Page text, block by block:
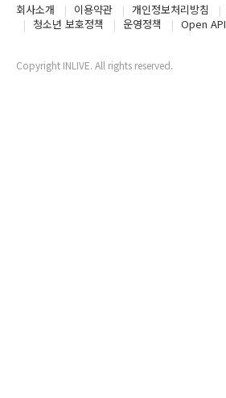
회사소개 이용약관 개인정보처리방침
청소년 보호정책
운영정책 Open API
Copyright INLIVE. All rights reserved.